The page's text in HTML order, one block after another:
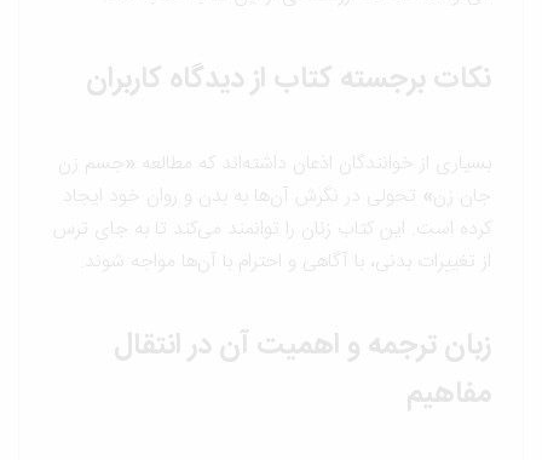
نکات برجسته کتاب از دیدگاه کاربران
بسیاری از خوانندگان اذعان داشته‌اند که مطالعه« جسم زن
جان زن » تحولی در نگرش آن‌ها به بدن و روان خود ایجاد
کرده است. این کتاب زنان را توانمند می‌کند تا به جای ترس
از تغییرات بدنی، با آگاهی و احترام با آن‌ها مواجه شوند.
زبان ترجمه و اهمیت آن در انتقال
مفاهیم